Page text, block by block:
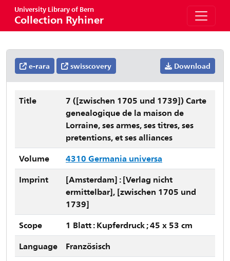
University Library of Bern
Collection Ryhiner
e-rara swisscovery Download
Title
7 ([zwischen 1705 und 1739]) Carte
genealogique de la maison de
Lorraine, ses armes, ses titres, ses
pretentions, et ses alliances
Volume
4310 Germania universa
Imprint
[Amsterdam] : [Verlag nicht
ermittelbar], [zwischen 1705 und
1739]
Scope
1 Blatt : Kupferdruck ; 45 x 53 cm
Language
Französisch